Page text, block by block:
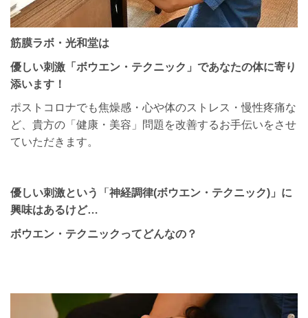
筋膜ラボ・光和堂は
優しい刺激「ボウエン・テクニック」であなたの体に寄り
添います ！
ポストコロナでも焦燥感・心や体のストレス・慢性疼痛な
ど、貴方の「健康・美容」問題を改善するお手伝いをさせ
ていただきます。
優しい刺激という「神経調律(ボウエン・テクニック)」に
興味はあるけど…
ボウエン・テクニックってどんなの？